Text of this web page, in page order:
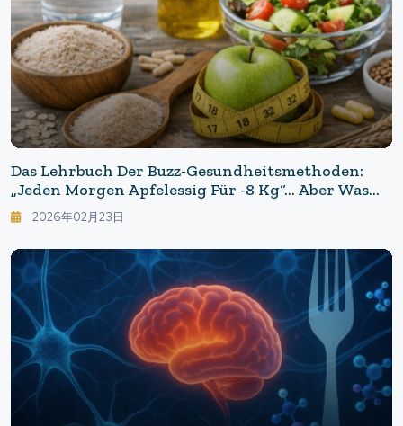
Das Lehrbuch Der Buzz-Gesundheitsmethoden:
„Jeden Morgen Apfelessig Für -8 Kg“... Aber Was
Passiert, Wenn Die Verbreitete Studie
„zurückgezogen“ Wird?
2026年02月23日